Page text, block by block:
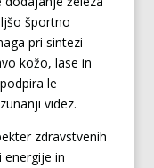
športno
pri sintezi
kožo, lase in
le
videz.
zdravstvenih
energije in